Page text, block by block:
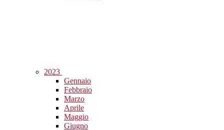
2023
Gennaio
Febbraio
Marzo
Aprile
Maggio
Giugno